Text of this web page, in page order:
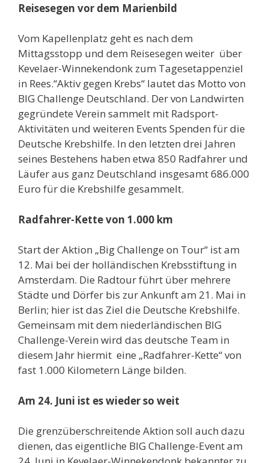
Reisesegen vor dem Marienbild
Vom Kapellenplatz geht es nach dem
Mittagsstopp und dem Reisesegen weiter über
Kevelaer-Winnekendonk zum Tagesetappenziel
in Rees.“Aktiv gegen Krebs“ lautet das Motto von
BIG Challenge Deutschland. Der von Landwirten
gegründete Verein sammelt mit Radsport-
Aktivitäten und weiteren Events Spenden für die
Deutsche Krebshilfe. In den letzten drei Jahren
seines Bestehens haben etwa 850 Radfahrer und
Läufer aus ganz Deutschland insgesamt 686.000
Euro für die Krebshilfe gesammelt.
Radfahrer-Kette von 1.000 km
Start der Aktion „Big Challenge on Tour“ ist am
12. Mai bei der holländischen Krebsstiftung in
Amsterdam. Die Radtour führt über mehrere
Städte und Dörfer bis zur Ankunft am 21. Mai in
Berlin; hier ist das Ziel die Deutsche Krebshilfe.
Gemeinsam mit dem niederländischen BIG
Challenge-Verein wird das deutsche Team in
diesem Jahr hiermit eine „Radfahrer-Kette“ von
fast 1.000 Kilometern Länge bilden.
Am 24. Juni ist es wieder so weit
Die grenzüberschreitende Aktion soll auch dazu
dienen, das eigentliche BIG Challenge-Event am